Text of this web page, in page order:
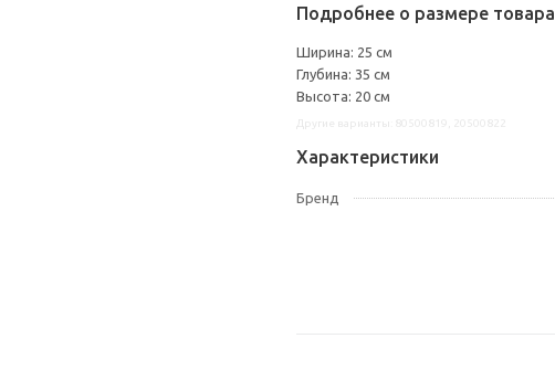
Подробнее о размере товара
Ширина: 25 см
Глубина: 35 см
Высота: 20 см
Характеристики
Бренд